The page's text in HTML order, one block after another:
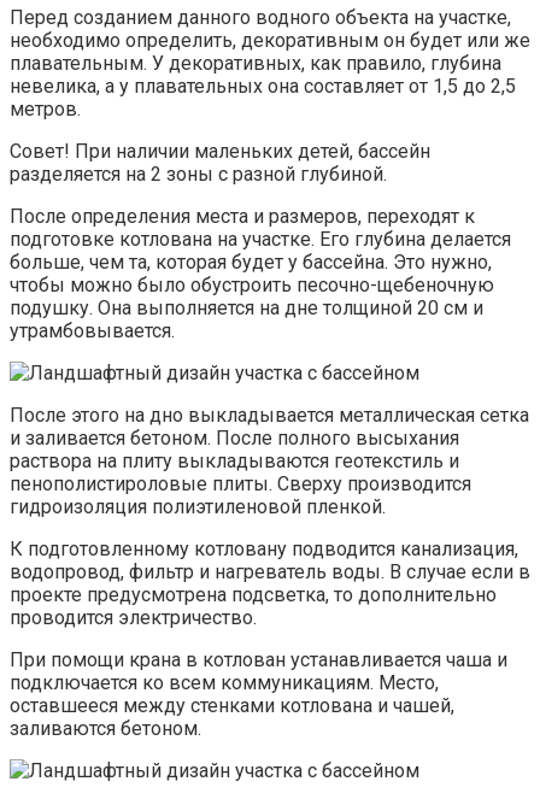
Перед созданием данного водного объекта на участке,
необходимо определить, декоративным он будет или же
плавательным. У декоративных, как правило, глубина
невелика, а у плавательных она составляет от 1,5 до 2,5
метров.
Совет! При наличии маленьких детей, бассейн
разделяется на 2 зоны с разной глубиной.
После определения места и размеров, переходят к
подготовке котлована на участке. Его глубина делается
больше, чем та, которая будет у бассейна. Это нужно,
чтобы можно было обустроить песочно-щебеночную
подушку. Она выполняется на дне толщиной 20 см и
утрамбовывается.
После этого на дно выкладывается металлическая сетка
и заливается бетоном. После полного высыхания
раствора на плиту выкладываются геотекстиль и
пенополистироловые плиты. Сверху производится
гидроизоляция полиэтиленовой пленкой.
К подготовленному котловану подводится канализация,
водопровод, фильтр и нагреватель воды. В случае если в
проекте предусмотрена подсветка, то дополнительно
проводится электричество.
При помощи крана в котлован устанавливается чаша и
подключается ко всем коммуникациям. Место,
оставшееся между стенками котлована и чашей,
заливаются бетоном.